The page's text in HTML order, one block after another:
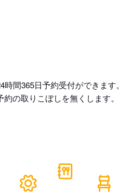
間365日予約受付ができます。
の取りこぼしを無くします。